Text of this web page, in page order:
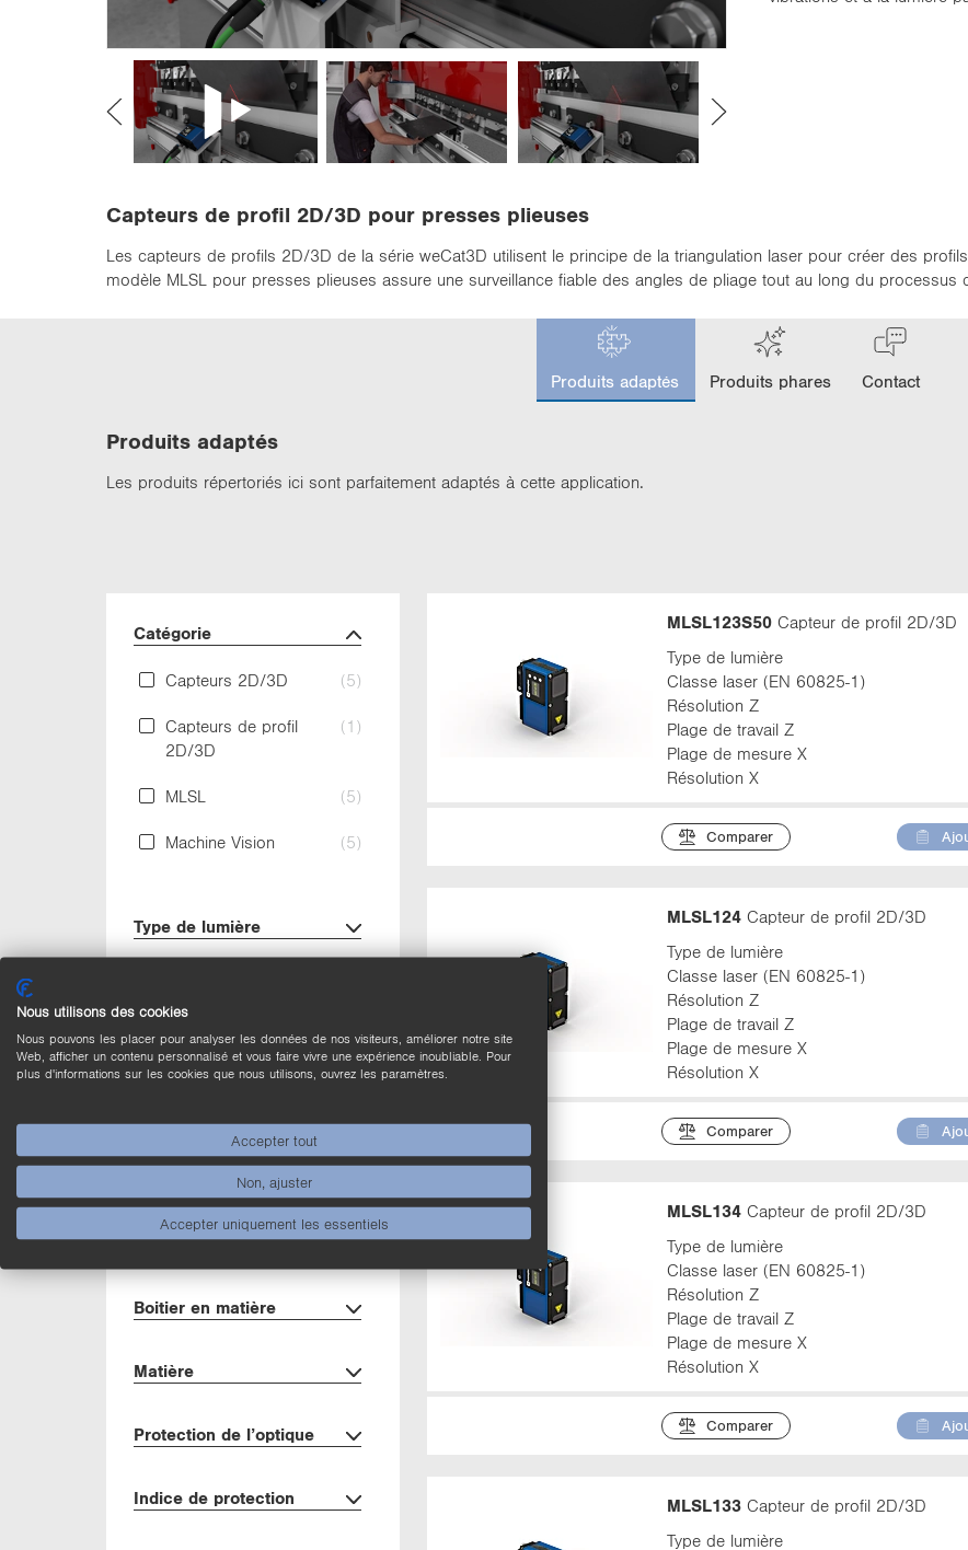
Capteurs de profil 2D/3D pour presses plieuses
Les capteurs de profils 2D/3D de la série weCat3D utilisent le principe de la triangulation laser pour créer des
modèle MLSL pour presses plieuses assure une surveillance fiable des angles de pliage tout au long du processus
r
t
Produits adaptés Produits phares Contact
Pro­duits adap­tés
Les pro­duits ré­per­to­riés ici sont par­fai­te­ment adap­tés à cette ap­pli­ca­tion.
Ca­té­go­rie
Cap­teurs 2D/3D (5)
Cap­teurs de pro­fil
2D/3D
(1)
MLSL (5)
Ma­chine Vi­sion (5)
Type de lu­mière
Type de contact
Mode de ré­glage
In­ter­face
Boi­tier en ma­tière
Ma­tière
Pro­tec­tion de l’op­tique
In­dice de pro­tec­tion
MLSL123S50Capteur de profil 2D/3D
Type de lumière
Classe laser (EN 60825-1)
Résolution Z
Plage de travail Z
Plage de mesure X
Résolution X
Comparer
MLSL124Capteur de profil 2D/3D
Type de lumière
Classe laser (EN 60825-1)
Résolution Z
Plage de travail Z
Plage de mesure X
Résolution X
Comparer
MLSL134Capteur de profil 2D/3D
Type de lumière
Classe laser (EN 60825-1)
Résolution Z
Plage de travail Z
Plage de mesure X
Résolution X
Comparer
MLSL133Capteur de profil 2D/3D
Type de lumière
Nous utilisons des cookies
Nous pouvons les placer pour analyser les données de nos visiteurs, améliorer notre site
Web, afficher un contenu personnalisé et vous faire vivre une expérience inoubliable. Pour
plus d'informations sur les cookies que nous utilisons, ouvrez les paramètres.
Accepter tout
Non, ajuster
Accepter uniquement les essentiels